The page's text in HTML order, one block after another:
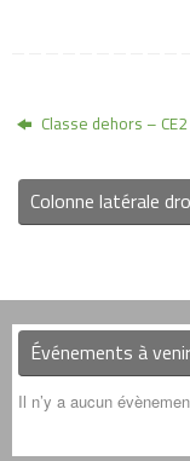
Classe dehors – CE2
Colonne latérale
Événements à venir
Il n’y a aucun